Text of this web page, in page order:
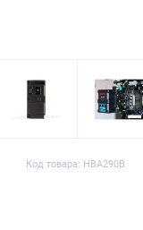
Код товара: HBA290B